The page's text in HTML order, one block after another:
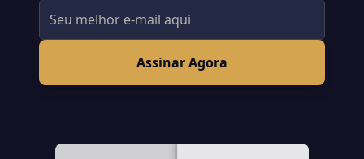
Assinar Agora